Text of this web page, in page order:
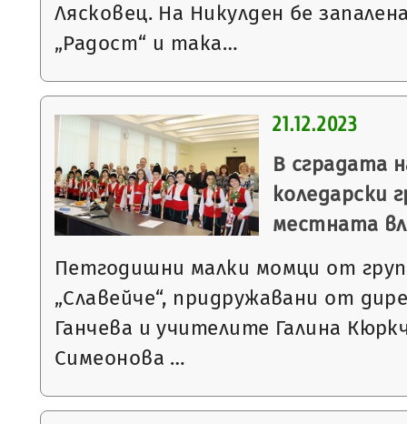
Лясковец. На Никулден бе
„Радост“ и така…
21.12.2023
В сградата
коледарски
местната
Петгодишни малки момци от
„Славейче“, придружавани от
Ганчева и учителите Галина
Симеонова …